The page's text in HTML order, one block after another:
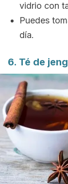
vidrio con
Puedes
día.
6. Té de